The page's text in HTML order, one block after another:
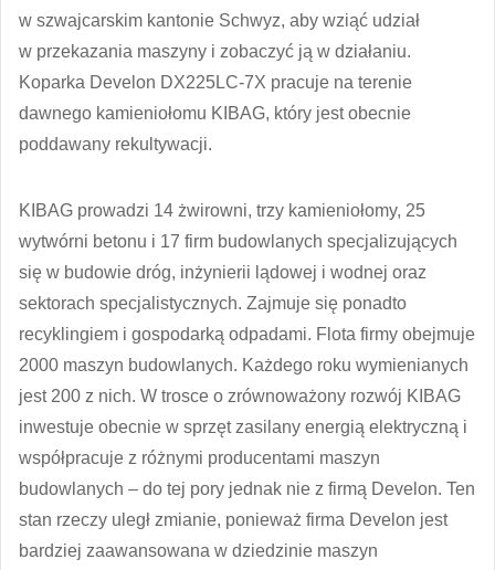
w szwajcarskim kantonie Schwyz, aby wziąć udział
w przekazania maszyny i zobaczyć ją w działaniu.
Koparka Develon DX225LC-7X pracuje na terenie
dawnego kamieniołomu KIBAG, który jest obecnie
poddawany rekultywacji.
KIBAG prowadzi 14 żwirowni, trzy kamieniołomy, 25
wytwórni betonu i 17 firm budowlanych specjalizujących
się w budowie dróg, inżynierii lądowej i wodnej oraz
sektorach specjalistycznych. Zajmuje się ponadto
recyklingiem i gospodarką odpadami. Flota firmy obejmuje
2000 maszyn budowlanych. Każdego roku wymienianych
jest 200 z nich. W trosce o zrównoważony rozwój KIBAG
inwestuje obecnie w sprzęt zasilany energią elektryczną i
współpracuje z różnymi producentami maszyn
budowlanych – do tej pory jednak nie z firmą Develon. Ten
stan rzeczy uległ zmianie, ponieważ firma Develon jest
bardziej zaawansowana w dziedzinie maszyn